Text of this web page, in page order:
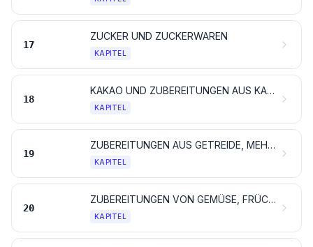
17
ZUCKER UND ZUCKERWAREN
KAPITEL
18
KAKAO UND ZUBEREITUNGEN AUS KAKAO
KAPITEL
19
ZUBEREITUNGEN AUS GETREIDE, MEHL, STÄRKE ODER MILCH; BACKWAREN
KAPITEL
20
ZUBEREITUNGEN VON GEMÜSE, FRÜCHTEN, NÜSSEN ODER ANDEREN PFLANZENTEILEN
KAPITEL